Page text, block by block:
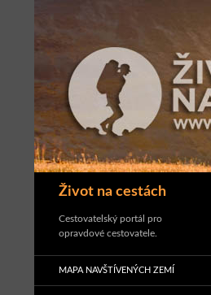
Život na cestách
Hledat
Cestovatelský portál pro
opravdové cestovatele.
MAPA NAVŠTÍVENÝCH ZEMÍ